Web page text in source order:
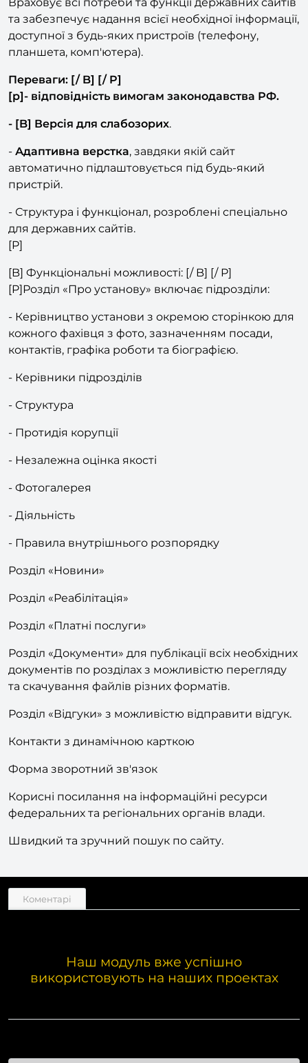
Враховує всі потреби та функції державних сайтів
та забезпечує надання всієї необхідної інформації,
доступної з будь-яких пристроїв (телефону,
планшета, комп'ютера).
Переваги: [/ B] [/ P]
[p]- відповідність вимогам законодавства РФ.
- [B] Версія для слабозорих
-Адаптивна верстка, завдяки якій сайт
автоматично підлаштовується під будь-який
пристрій.
- Структура і функціонал, розроблені спеціально
для державних сайтів.
[P]
[B] Функціональні можливості: [/ B] [/ P]
[P]Розділ «Про установу» включає підрозділи:
- Керівництво установи з окремою сторінкою для
кожного фахівця з фото, зазначенням посади,
контактів, графіка роботи та біографією.
- Керівники підрозділів
- Структура
- Протидія корупції
- Незалежна оцінка якості
- Фотогалерея
- Діяльність
- Правила внутрішнього розпорядку
Розділ «Новини»
Розділ «Реабілітація»
Розділ «Платні послуги»
Розділ «Документи» для публікації всіх необхідних
документів по розділах з можливістю перегляду
та скачування файлів різних форматів.
Розділ «Відгуки» з можливістю відправити відгук.
Контакти з динамічною карткою
Форма зворотний зв'язок
Корисні посилання на інформаційні ресурси
федеральних та регіональних органів влади.
Наш модуль вже успішно